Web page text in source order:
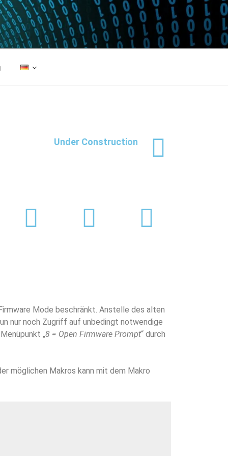
Under Construction
Mode beschränkt. Anstelle des alten
nur noch Zugriff auf unbedingt notwendige
Menüpunkt „8 = Open Firmware Prompt“ durch
möglichen Makros kann mit dem Makro